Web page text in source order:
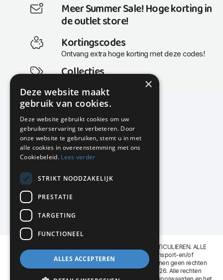
Meer Summer Sale! Hoge korting in
de outlet store!
Kortingscodes
Ontvang extra hoge korting met deze codes!
Collecties
Actuele en populaire collecties
KMP Kantoormeubilair
Airport Business Park
Frankfurtstraat 29-31
1175 RH Lijnden
020-617 01 26
info@kmpkantoormeubilair.nl
Facebook
Instagram
KMP Kantoormeubilair levert aan BEDRIJVEN en PARTICULIEREN. ALLE
GENOEMDE PRIJZEN ZIJN EXCL. 21% B.T.W. Transport-en/of
Montagekosten op aanvraag. Aan deze website kunnen geen rechten
worden ontleend. KMP Kantoormeubilair VOF © 2026. Alle rechten
×
Deze website maakt
gebruik van cookies.
Deze website gebruikt cookies om uw
gebruikerservaring te verbeteren. Door
onze website te gebruiken, stemt u in met
alle cookies in overeenstemming met ons
Cookiebeleid. Lees verder
STRIKT NOODZAKELIJK
PRESTATIE
TARGETING
FUNCTIONEEL
ALLES ACCEPTEREN